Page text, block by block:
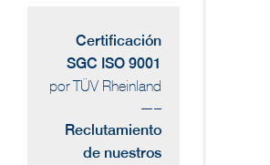
Certificación
SGC ISO 9001
por TÜV Rheinland
—–
Reclutamiento
de nuestros